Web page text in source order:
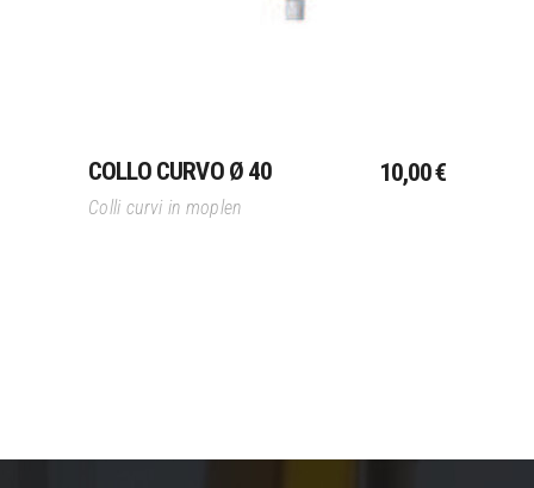
COLLO CURVO Ø 40 10,00€
Colli curvi in moplen